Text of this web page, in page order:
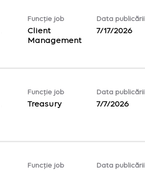
Funcție job
Client
Management
Data publicării
7/17/2026
Funcție job
Treasury
Data publicării
7/7/2026
Funcție job Data publicării